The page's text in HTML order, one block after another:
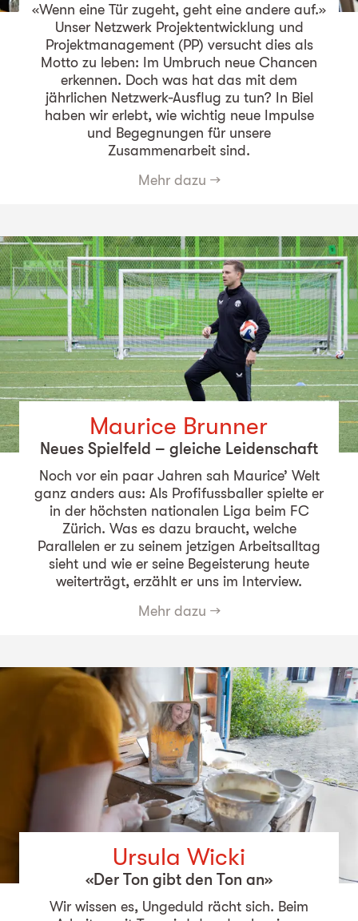
«Wenn eine Tür zugeht, geht eine andere auf.»
Unser Netzwerk Projektentwicklung und
Projektmanagement (PP) versucht dies als
Motto zu leben: Im Umbruch neue Chancen
erkennen. Doch was hat das mit dem
jährlichen Netzwerk-Ausflug zu tun? In Biel
haben wir erlebt, wie wichtig neue Impulse
und Begegnungen für unsere
Zusammenarbeit sind.
Mehr dazu →
Maurice Brunner
Neues Spielfeld – gleiche Leidenschaft
Noch vor ein paar Jahren sah Maurice’ Welt
ganz anders aus: Als Profifussballer spielte er
in der höchsten nationalen Liga beim FC
Zürich. Was es dazu braucht, welche
Parallelen er zu seinem jetzigen Arbeitsalltag
sieht und wie er seine Begeisterung heute
weiterträgt, erzählt er uns im Interview.
Mehr dazu →
Ursula Wicki
«Der Ton gibt den Ton an»
Wir wissen es, Ungeduld rächt sich. Beim